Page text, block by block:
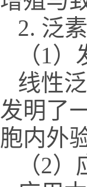
2. 泛
（1
线性
发明了
胞内外
（2